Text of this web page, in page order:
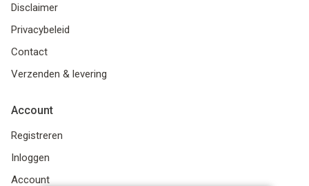
Disclaimer
Privacybeleid
Contact
Verzenden & levering
Account
Registreren
Inloggen
Account